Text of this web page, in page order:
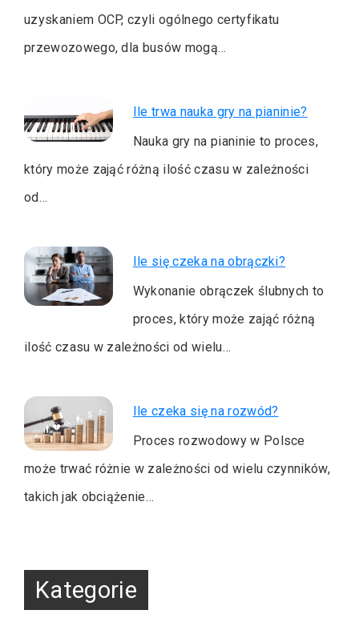
uzyskaniem OCP, czyli ogólnego certyfikatu
przewozowego, dla busów mogą…
Ile trwa nauka gry na pianinie?
Nauka gry na pianinie to proces,
który może zająć różną ilość czasu w zależności
od…
Ile się czeka na obrączki?
Wykonanie obrączek ślubnych to
proces, który może zająć różną
ilość czasu w zależności od wielu…
Ile czeka się na rozwód?
Proces rozwodowy w Polsce
może trwać różnie w zależności od wielu czynników,
takich jak obciążenie…
Kategorie